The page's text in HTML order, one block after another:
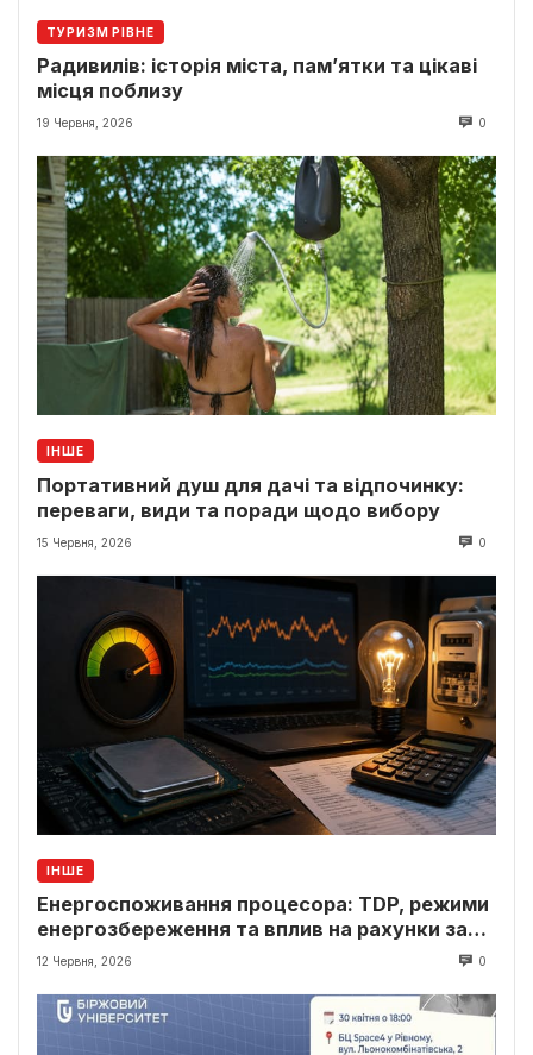
ТУРИЗМ РІВНЕ
Радивилів: історія міста, пам’ятки та цікаві
місця поблизу
19 Червня, 2026 0
ІНШЕ
Портативний душ для дачі та відпочинку:
переваги, види та поради щодо вибору
15 Червня, 2026 0
ІНШЕ
Енергоспоживання процесора: TDP, режими
енергозбереження та вплив на рахунки за
світло
12 Червня, 2026 0